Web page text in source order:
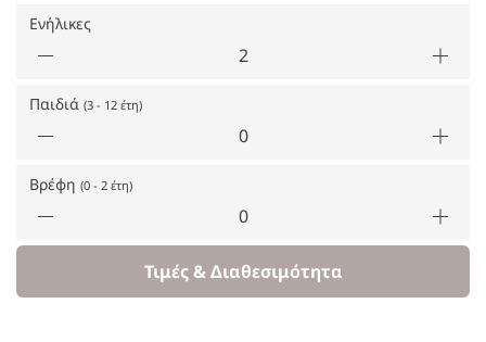
Ενήλικες
Παιδιά (3 - 12 έτη)
Βρέφη (0 - 2 έτη)
Τιμές & Διαθεσιμότητα